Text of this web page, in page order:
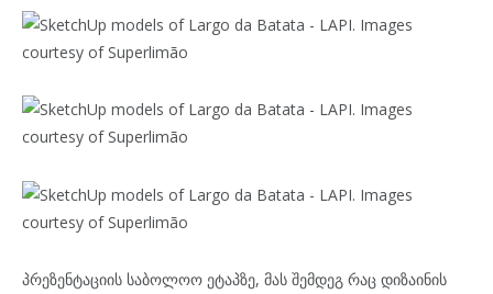
პრეზენტაციის საბოლოო ეტაპზე, მას შემდეგ რაც დიზაინის